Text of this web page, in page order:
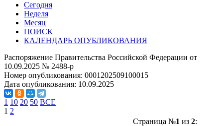
Сегодня
Неделя
Месяц
ПОИСК
КАЛЕНДАРЬ ОПУБЛИКОВАНИЯ
Распоряжение Правительства Российской Федерации от
10.09.2025 № 2488-р
Номер опубликования: 0001202509100015
Дата опубликования: 10.09.2025
1 10 20 50 ВСЕ
1 2
Страница №1 из 2: